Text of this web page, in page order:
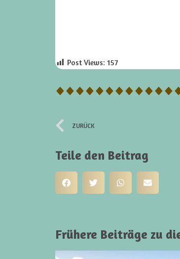
Post Views: 157
ZURÜCK
Teile den Beitrag
Frühere Beiträge zu